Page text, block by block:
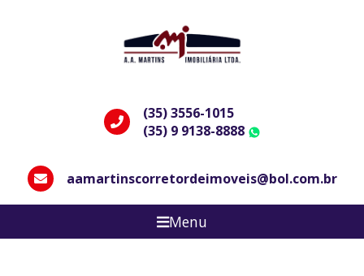
(35) 3556-1015
(35) 9 9138-8888
aamartinscorretordeimoveis@bol.com.br
Menu